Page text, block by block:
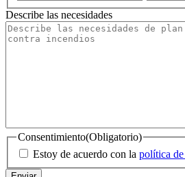
Describe las necesidades
Consentimiento(Obligatorio)
Estoy de acuerdo con la política